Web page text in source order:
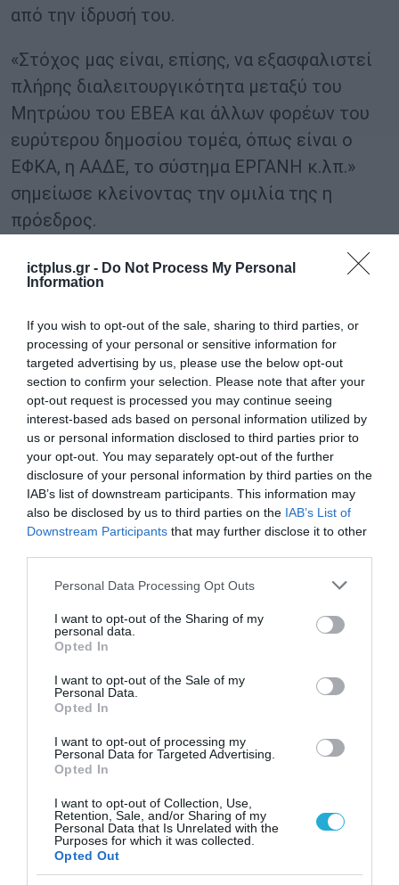
ictplus.gr - Do Not Process My Personal
Information
If you wish to opt-out of the sale, sharing to third parties, or
processing of your personal or sensitive information for
targeted advertising by us, please use the below opt-out
section to confirm your selection. Please note that after your
opt-out request is processed you may continue seeing
interest-based ads based on personal information utilized by
us or personal information disclosed to third parties prior to
your opt-out. You may separately opt-out of the further
disclosure of your personal information by third parties on the
IAB’s list of downstream participants. This information may
also be disclosed by us to third parties on the IAB’s List of
Downstream Participants that may further disclose it to other
Please note that this website/app uses one or more Google
not limited to your visit or usage behaviour. You may click to
grant or deny consent to Google and its third-party tags to
use your data for below specified purposes in below Google
consent section.
Personal Data Processing Opt Outs
I want to opt-out of the Sharing of my
personal data.
Opted In
I want to opt-out of the Sale of my
Personal Data.
Opted In
I want to opt-out of processing my
Personal Data for Targeted Advertising.
Opted In
I want to opt-out of Collection, Use,
Retention, Sale, and/or Sharing of my
Personal Data that Is Unrelated with the
Purposes for which it was collected.
Opted Out
από την ίδρυσή του.
«Στόχος μας είναι, επίσης, να εξασφαλιστεί
πλήρης διαλειτουργικότητα μεταξύ του
Μητρώου του ΕΒΕΑ και άλλων φορέων του
ευρύτερου δημοσίου τομέα, όπως είναι ο
ΕΦΚΑ, η ΑΑΔΕ, το σύστημα ΕΡΓΑΝΗ κ.λπ.»
σημείωσε κλείνοντας την ομιλία της η
πρόεδρος.
TAGS:
ΔΗΜΗΤΡΗΣ
ΕΦΡΑΙΜΟΓΛΟΥ